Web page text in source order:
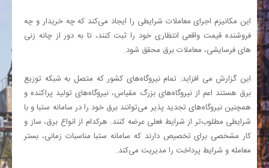
این مکانیزم اجرای معاملات شرایطی را ایجاد می‌کند که چه خریدار و چه
فروشنده قیمت واقعی انتظاری خود را ثبت کنند، تا به دور از چانه زنی
های فرسایشی، معاملات برق محقق شود.
این گزارش می افزاید: تمام نیروگاه‌های کشور که متصل به شبکه توزیع
برق هستند اعم از نیروگاه‌های بزرگ مقیاس، نیروگاه‌های تولید پراکنده و
همچنین نیروگاه‌های تجدید پذیر می‌توانند برق خود را در سامانه ستبا و با
شرایطی مطلوب‌تر از شرایط فعلی عرضه کنند. هرکدام از انواع برق، ساز و
کار مشخصی برای تخصیص دارند که سامانه ستبا مناسبات زمانی، بستر
معامله و شرایط پرداخت را مدیریت می‌کند.